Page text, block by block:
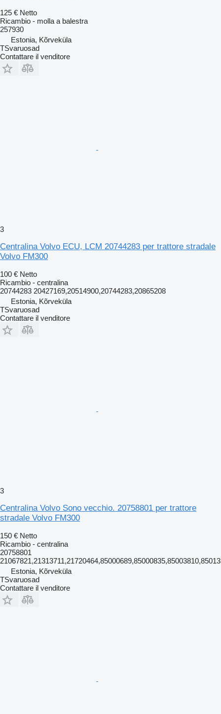
125 € Netto
Ricambio - molla a balestra
257930
Estonia, Kõrveküla
TSvaruosad
Contattare il venditore
3
Centralina Volvo ECU, LCM 20744283 per trattore stradale
Volvo FM300
100 € Netto
Ricambio - centralina
20744283 20427169,20514900,20744283,20865208
Estonia, Kõrveküla
TSvaruosad
Contattare il venditore
3
Centralina Volvo Sono vecchio. 20758801 per trattore
stradale Volvo FM300
150 € Netto
Ricambio - centralina
20758801
Estonia, Kõrveküla
TSvaruosad
Contattare il venditore